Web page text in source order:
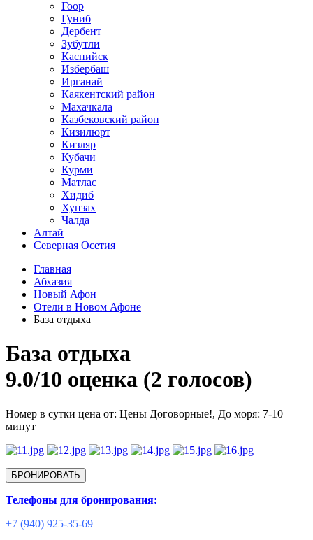
Гоор
Гуниб
Дербент
Зубутли
Каспийск
Избербаш
Ирганай
Каякентский район
Махачкала
Казбековский район
Кизилюрт
Кизляр
Кубачи
Курми
Матлас
Хидиб
Хунзах
Чалда
Алтай
Северная Осетия
Главная
Абхазия
Новый Афон
Отели в Новом Афоне
База отдыха
База отдыха
9.0/10 оценка (2 голосов)
Номер в сутки цена от: Цены Договорные!, До моря: 7-10
минут
БРОНИРОВАТЬ
Телефоны для бронирования:
+7 (940) 925-35-69